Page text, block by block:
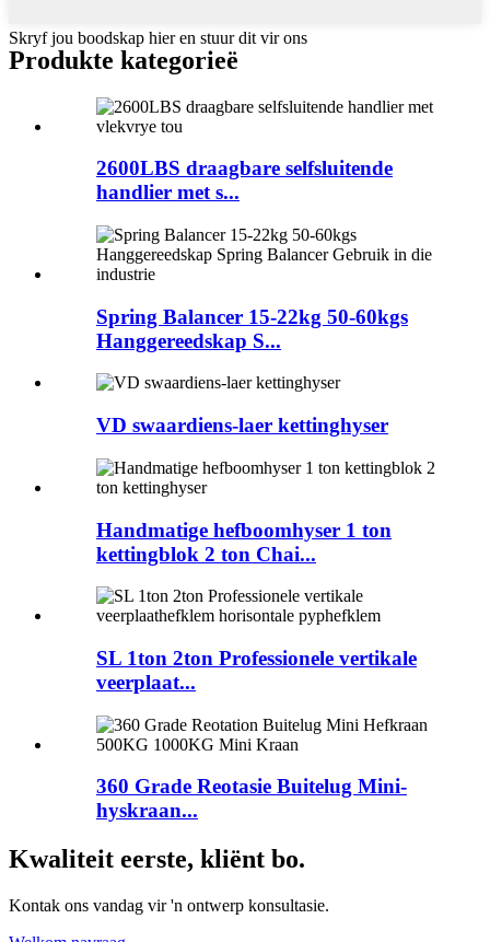
Skryf jou boodskap hier en stuur dit vir ons
Produkte kategorieë
2600LBS draagbare selfsluitende
handlier met s...
Spring Balancer 15-22kg 50-60kgs
Hanggereedskap S...
VD swaardiens-laer kettinghyser
Handmatige hefboomhyser 1 ton
kettingblok 2 ton Chai...
SL 1ton 2ton Professionele vertikale
veerplaat...
360 Grade Reotasie Buitelug Mini-
hyskraan...
Kwaliteit eerste, kliënt bo.
Kontak ons ​​vandag vir 'n ontwerp konsultasie.